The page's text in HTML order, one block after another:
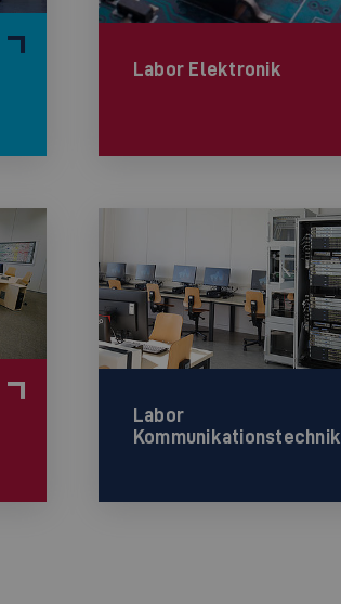
Labor Elektronik
Labor
Kommunikationstechnik